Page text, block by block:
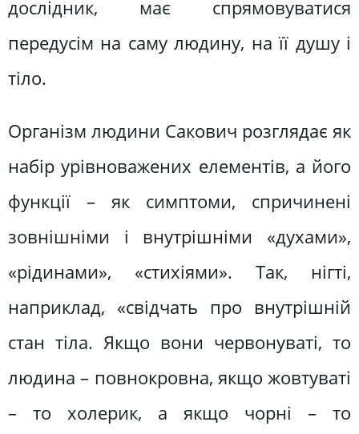
дослідник, має спрямовуватися
передусім на саму людину, на її душу і
тіло.
Організм людини Сакович розглядає як
набір урівноважених елементів, а його
функції – як симптоми, спричинені
зовнішніми і внутрішніми «духами»,
«рідинами», «стихіями». Так, нігті,
наприклад, «свідчать про внутрішній
стан тіла. Якщо вони червонуваті, то
людина – повнокровна, якщо жовтуваті
– то холерик, а якщо чорні – то